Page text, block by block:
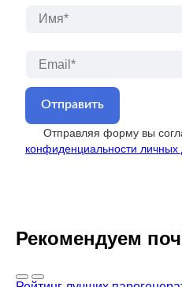
Отправляя форму вы
конфиденциальности личных
Рекомендуем